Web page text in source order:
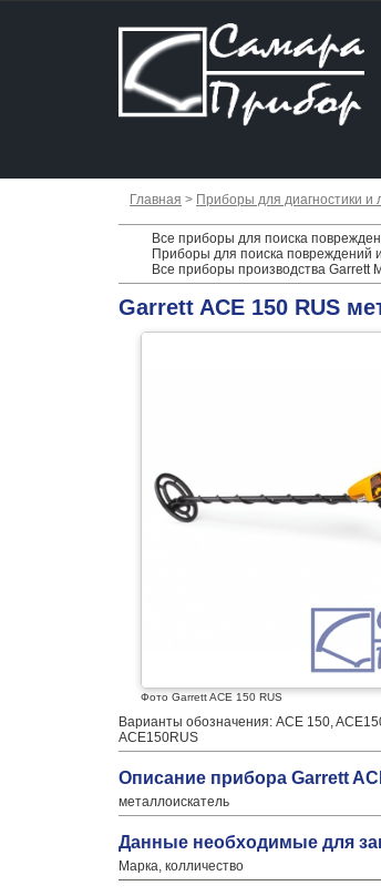
Главная > Приборы для диагностики и
Все приборы для поиска
Приборы для поиска повреждений
Все приборы производства Garrett
Garrett ACE 150 RUS
Фото Garrett ACE 150 RUS
Варианты обозначения: ACE 150,
ACE150RUS
Описание прибора Garrett
металлоискатель
Данные необходимые для
Марка, колличество